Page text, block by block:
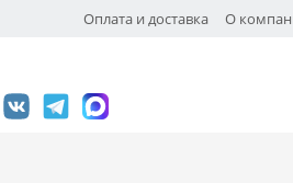
Оплата и доставка О